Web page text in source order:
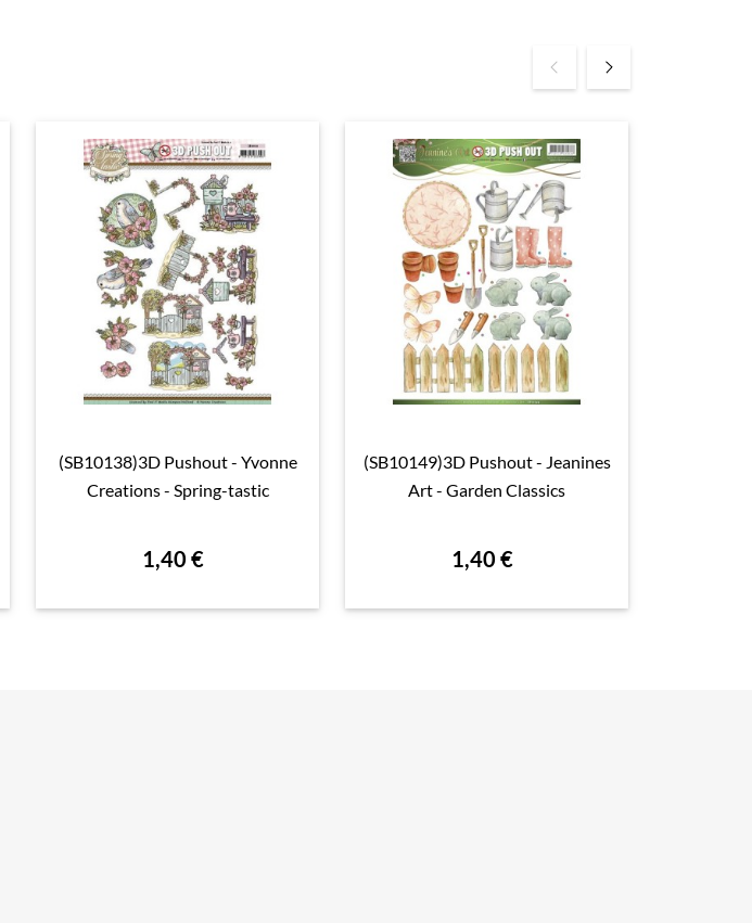
 Aperçu rapide
(SB10138)3D Pushout - Yvonne
Creations - Spring-tastic
1,40 €
 Aperçu rapide
(SB10149)3D Pushout - Jeanines
Art - Garden Classics
1,40 €